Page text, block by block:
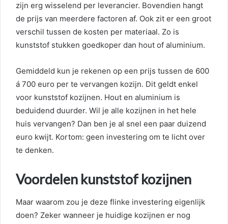
zijn erg wisselend per leverancier. Bovendien hangt
de prijs van meerdere factoren af. Ook zit er een groot
verschil tussen de kosten per materiaal. Zo is
kunststof stukken goedkoper dan hout of aluminium.
Gemiddeld kun je rekenen op een prijs tussen de 600
á 700 euro per te vervangen kozijn. Dit geldt enkel
voor kunststof kozijnen. Hout en aluminium is
beduidend duurder. Wil je alle kozijnen in het hele
huis vervangen? Dan ben je al snel een paar duizend
euro kwijt. Kortom: geen investering om te licht over
te denken.
Voordelen kunststof kozijnen
Maar waarom zou je deze flinke investering eigenlijk
doen? Zeker wanneer je huidige kozijnen er nog